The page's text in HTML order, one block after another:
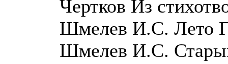
Чертков Из
Шмелев И.С. Лето
Шмелев И.С.